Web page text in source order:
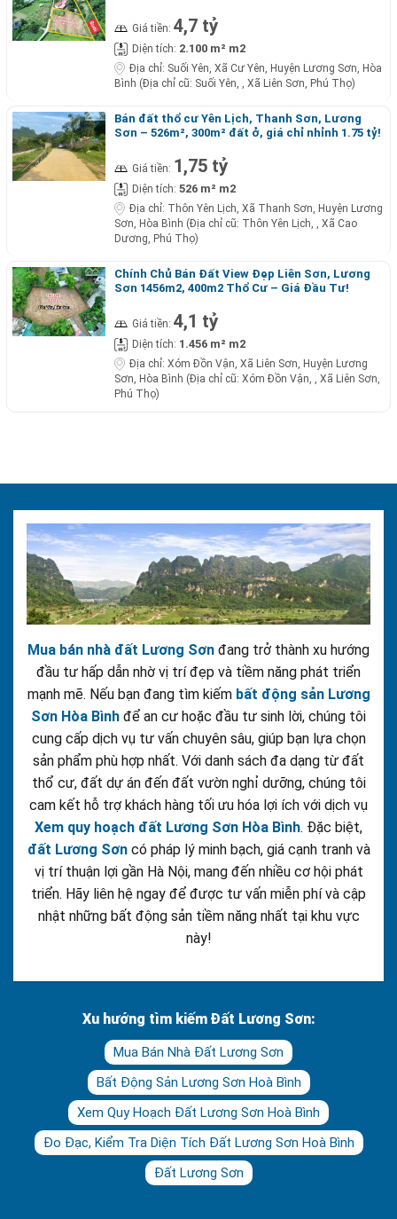
Giá tiền: 4,7 tỷ
Diện tích: 2.100 m² m2
Địa chỉ: Suối Yên, Xã Cư Yên, Huyện Lương Sơn, Hòa
Bình (Địa chỉ cũ: Suối Yên, , Xã Liên Sơn, Phú Thọ)
Bán đất thổ cư Yên Lịch, Thanh Sơn, Lương
Sơn – 526m², 300m² đất ở, giá chỉ nhỉnh 1.75 tỷ!
Giá tiền: 1,75 tỷ
Diện tích: 526 m² m2
Địa chỉ: Thôn Yên Lịch, Xã Thanh Sơn, Huyện Lương
Sơn, Hòa Bình (Địa chỉ cũ: Thôn Yên Lịch, , Xã Cao
Dương, Phú Thọ)
Chính Chủ Bán Đất View Đẹp Liên Sơn, Lương
Sơn 1456m2, 400m2 Thổ Cư – Giá Đầu Tư!
Giá tiền: 4,1 tỷ
Diện tích: 1.456 m² m2
Địa chỉ: Xóm Đồn Vận, Xã Liên Sơn, Huyện Lương
Sơn, Hòa Bình (Địa chỉ cũ: Xóm Đồn Vận, , Xã Liên Sơn,
Phú Thọ)
Mua bán nhà đất Lương Sơn đang trở thành xu hướng
đầu tư hấp dẫn nhờ vị trí đẹp và tiềm năng phát triển
mạnh mẽ. Nếu bạn đang tìm kiếm bất động sản Lương
Sơn Hòa Bình để an cư hoặc đầu tư sinh lời, chúng tôi
cung cấp dịch vụ tư vấn chuyên sâu, giúp bạn lựa chọn
sản phẩm phù hợp nhất. Với danh sách đa dạng từ đất
thổ cư, đất dự án đến đất vườn nghỉ dưỡng, chúng tôi
cam kết hỗ trợ khách hàng tối ưu hóa lợi ích với dịch vụ
Xem quy hoạch đất Lương Sơn Hòa Bình. Đặc biệt,
đất Lương Sơncó pháp lý minh bạch, giá cạnh tranh và
vị trí thuận lợi gần Hà Nội, mang đến nhiều cơ hội phát
triển. Hãy liên hệ ngay để được tư vấn miễn phí và cập
nhật những bất động sản tiềm năng nhất tại khu vực
này!
Xu hướng tìm kiếm Đất Lương Sơn:
Mua Bán Nhà Đất Lương Sơn
Bất Động Sản Lương Sơn Hoà Bình
Xem Quy Hoạch Đất Lương Sơn Hoà Bình
Đo Đạc, Kiểm Tra Diện Tích Đất Lương Sơn Hoà Bình
Đất Lương Sơn